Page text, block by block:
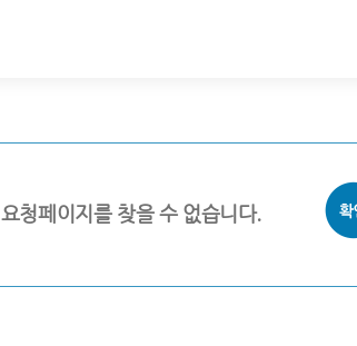
요청페이지를 찾을 수 없습니다.